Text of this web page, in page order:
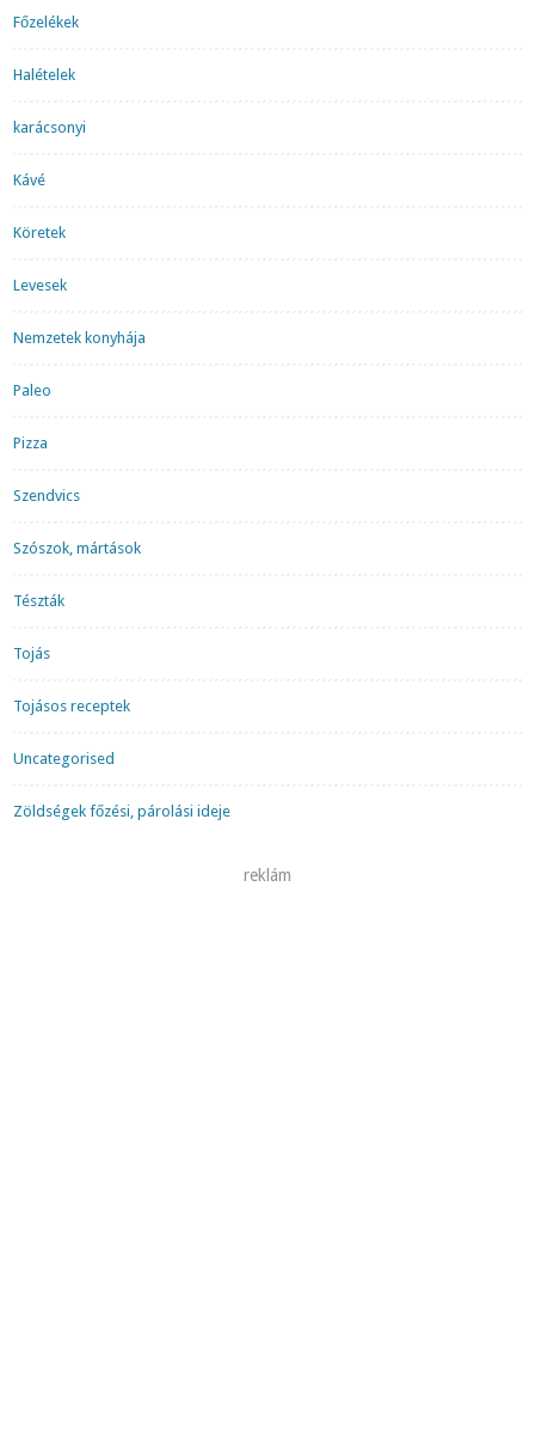
Főzelékek
Halételek
karácsonyi
Kávé
Köretek
Levesek
Nemzetek konyhája
Paleo
Pizza
Szendvics
Szószok, mártások
Tészták
Tojás
Tojásos receptek
Uncategorised
Zöldségek főzési, párolási ideje
reklám